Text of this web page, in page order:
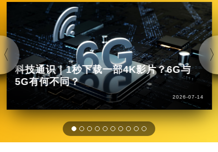
科技通识｜1秒下载一部4K影片？6G与
5G有何不同？
2026-07-14